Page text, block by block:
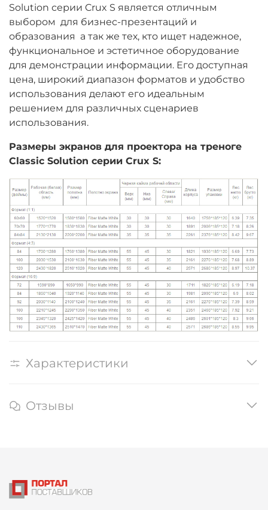
Solution серии Crux S является отличным
выбором для бизнес-презентаций и
образования а так же тех, кто ищет надежное,
функциональное и эстетичное оборудование
для демонстрации информации. Его доступная
цена, широкий диапазон форматов и удобство
использования делают его идеальным
решением для различных сценариев
использования.
Размеры экранов для проектора на треноге
Classic Solution серии Crux S:
Характеристики
Отзывы